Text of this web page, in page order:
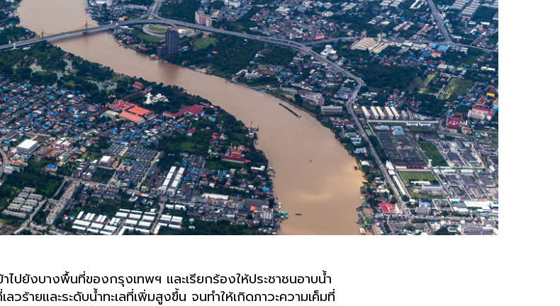
ไปยังบางพื้นที่ของกรุงเทพฯ และเรียกร้องให้ประชาชนอาบน้ำ
ร้ายและระดับน้ำทะเลที่เพิ่มสูงขึ้น จนทำให้เกิดภาวะความเค็มที่